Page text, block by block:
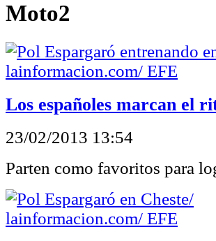
Moto2
Los españoles marcan el
23/02/2013 13:54
Parten como favoritos para